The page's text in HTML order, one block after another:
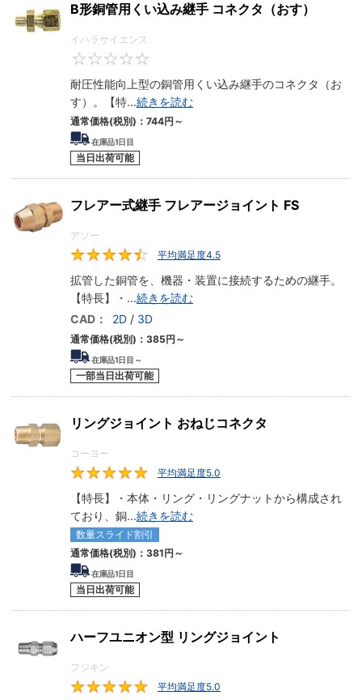
B形銅管用くい込み継手 コネクタ（おす）
イハラサイエンス
耐圧性能向上型の銅管用くい込み継手のコネクタ（お
す）。【特...続きを読む
通常価格(税別)： 744円 ～
在庫品1日目
当日出荷可能
フレアー式継手 フレアージョイント FS
アソー
平均満足度4.5
拡管した銅管を、機器・装置に接続するための継手。
【特長】・ ...続きを読む
CAD：
2D / 3D
通常価格(税別)： 385円 ～
在庫品1日目～
一部当日出荷可能
リングジョイント おねじコネクタ
コーヨー
平均満足度5.0
【特長】・本体・リング・リングナットから構成され
ており、銅...続きを読む
数量スライド割引
通常価格(税別)： 381円 ～
在庫品1日目
当日出荷可能
ハーフユニオン型 リングジョイント
フジキン
平均満足度5.0